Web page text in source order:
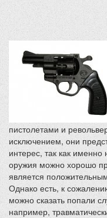
пистолетами и
исключением, они
интерес, так как именно
оружия можно хорошо
является
Однако есть, к
можно сказать попали
например,